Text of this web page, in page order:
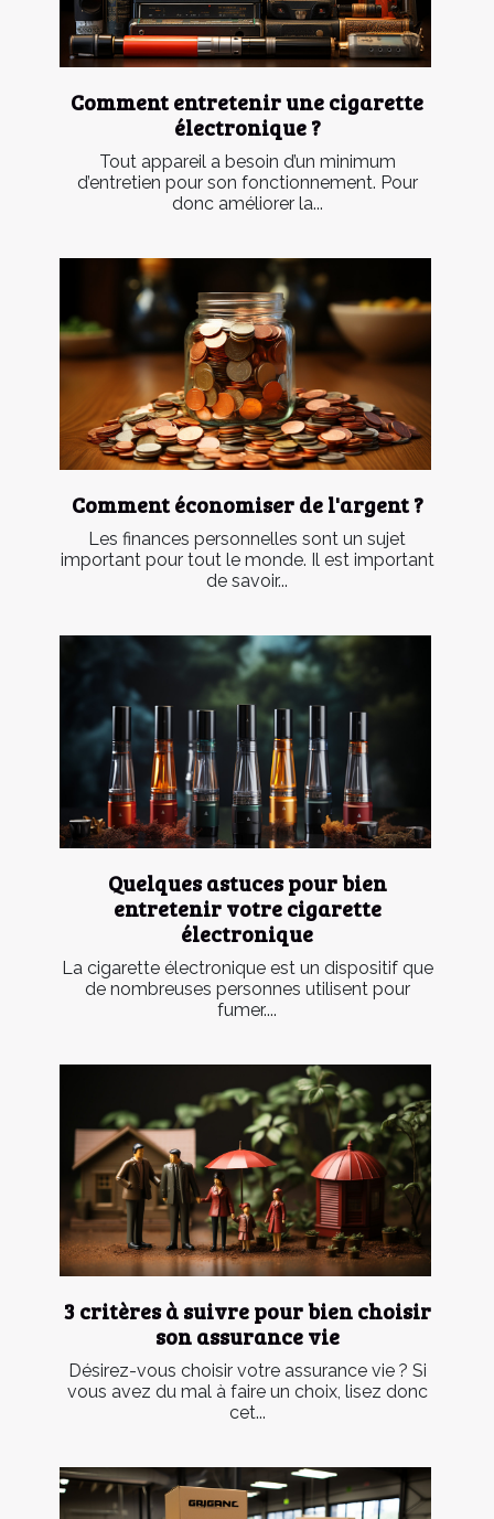
Comment entretenir une cigarette
électronique ?
Tout appareil a besoin d’un minimum
d’entretien pour son fonctionnement. Pour
donc améliorer la...
Comment économiser de l'argent ?
Les finances personnelles sont un sujet
important pour tout le monde. Il est important
de savoir...
Quelques astuces pour bien
entretenir votre cigarette
électronique
La cigarette électronique est un dispositif que
de nombreuses personnes utilisent pour
fumer....
3 critères à suivre pour bien choisir
son assurance vie
Désirez-vous choisir votre assurance vie ? Si
vous avez du mal à faire un choix, lisez donc
cet...